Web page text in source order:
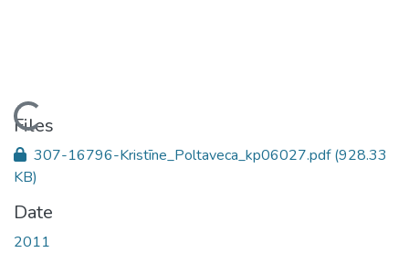
Loading...
Files
307-16796-Kristīne_Poltaveca_kp06027.pdf(928.33
KB)
Date
2011